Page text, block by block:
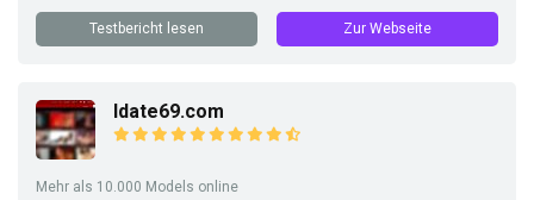
Testbericht lesen Zur Webseite
Idate69.com
Mehr als 10.000 Models online